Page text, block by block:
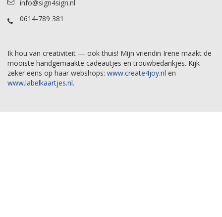
info@sign4sign.nl
0614-789 381
Ik hou van creativiteit — ook thuis! Mijn vriendin Irene maakt de
mooiste handgemaakte cadeautjes en trouwbedankjes. Kijk
zeker eens op haar webshops: www.create4joy.nl en
www.labelkaartjes.nl.